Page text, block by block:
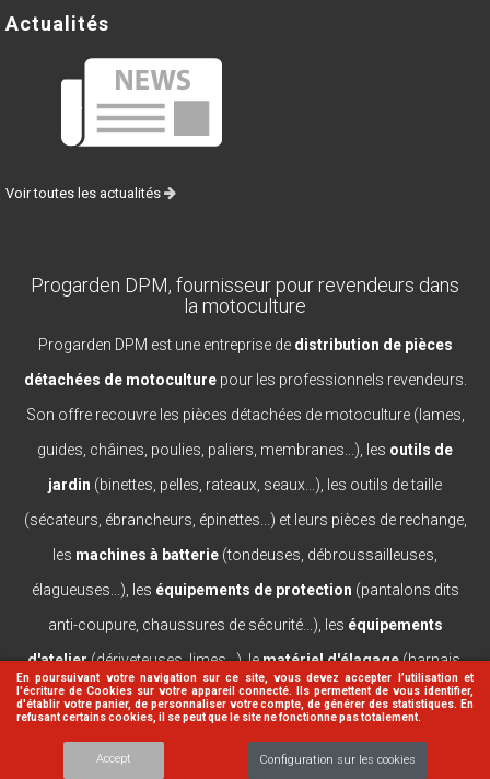
En poursuivant votre navigation sur ce site, vous devez accepter l’utilisation et
l'écriture de Cookies sur votre appareil connecté. Ils permettent de vous identifier,
d'établir votre panier, de personnaliser votre compte, de générer des statistiques. En
refusant certains cookies, il se peut que le site ne fonctionne pas totalement.
Accept Configuration sur les cookies
Actualités
Voir toutes les actualités
Progarden DPM, fournisseur pour revendeurs dans
la motoculture
Progarden DPM est une entreprise de distribution de pièces
détachées de motoculturepour les professionnels revendeurs.
Son offre recouvre les pièces détachées de motoculture (lames,
guides, châines, poulies, paliers, membranes...), les outils de
jardin (binettes, pelles, rateaux, seaux...), les outils de taille
(sécateurs, ébrancheurs, épinettes...) et leurs pièces de rechange,
les machines à batterie (tondeuses, débroussailleuses,
élagueuses...), les équipements de protection (pantalons dits
anti-coupure, chaussures de sécurité...), les équipements
d'atelier(dériveteuses, limes...), lematériel d'élagage(harnais,
casques, lanceurs...).